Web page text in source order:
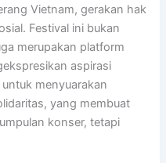
Vietnam, gerakan hak
Festival ini bukan
merupakan platform
aspirasi
menyuarakan
yang membuat
konser, tetapi